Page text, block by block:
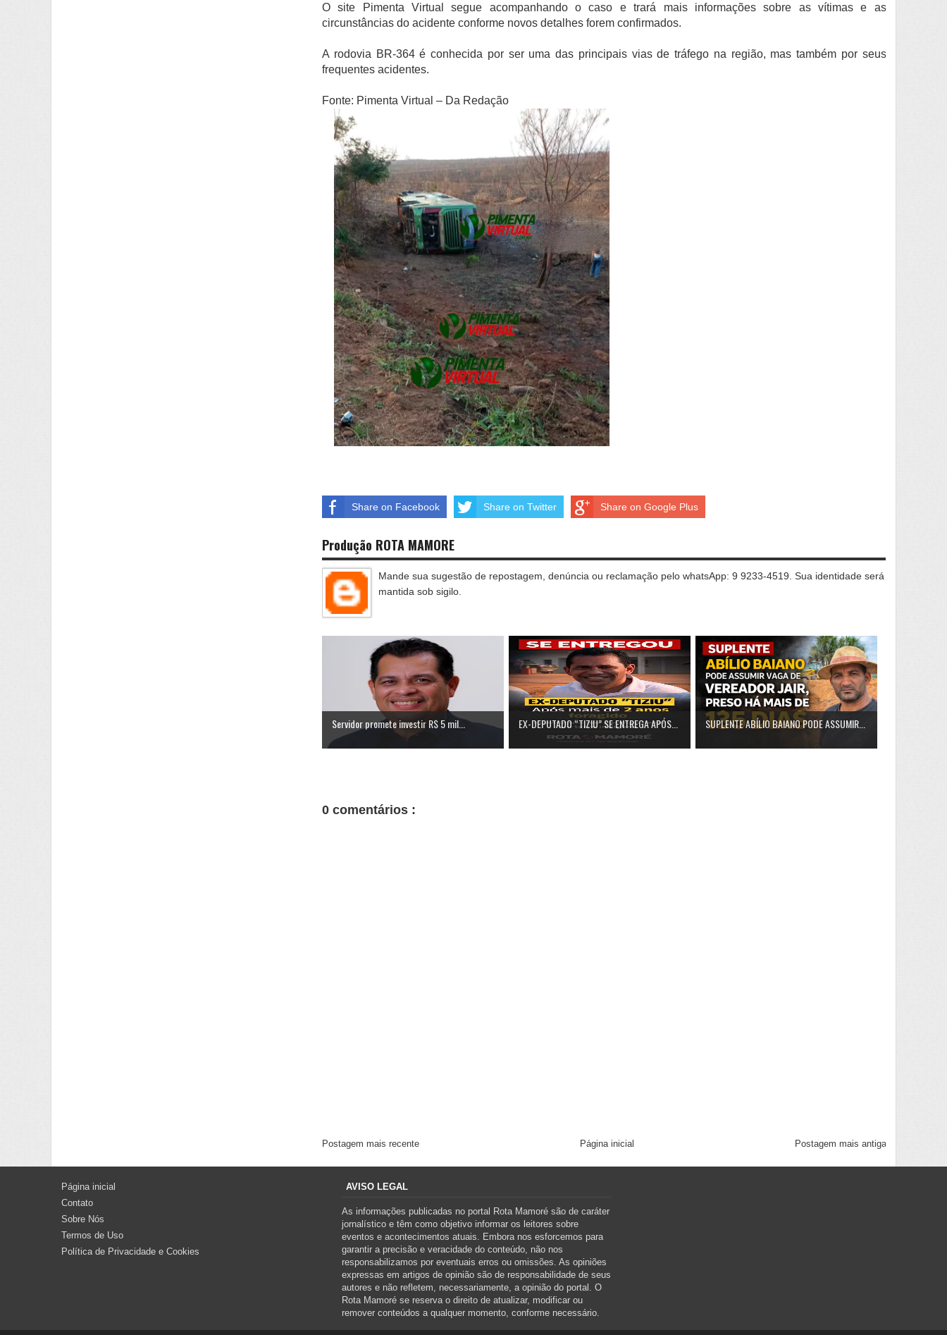
O site Pimenta Virtual segue acompanhando o caso e trará mais informações sobre as vítimas e as
circunstâncias do acidente conforme novos detalhes forem confirmados.
A rodovia BR-364 é conhecida por ser uma das principais vias de tráfego na região, mas também por seus
frequentes acidentes.
Fonte: Pimenta Virtual – Da Redação
Share on Facebook Share on Twitter Share on Google Plus
Produção ROTA MAMORE
Mande sua sugestão de repostagem, denúncia ou reclamação pelo whatsApp: 9 9233-4519. Sua identidade será
mantida sob sigilo.
Servidor promete investir R$ 5 mil... EX-DEPUTADO “TIZIU” SE ENTREGA APÓS... SUPLENTE ABÍLIO BAIANO PODE ASSUMIR...
0 comentários :
Postagem mais recente Postagem mais antiga
Página inicial
Página inicial
Contato
Sobre Nós
Termos de Uso
Política de Privacidade e Cookies
AVISO LEGAL
As informações publicadas no portal Rota Mamoré são de caráter
jornalístico e têm como objetivo informar os leitores sobre
eventos e acontecimentos atuais. Embora nos esforcemos para
garantir a precisão e veracidade do conteúdo, não nos
responsabilizamos por eventuais erros ou omissões. As opiniões
expressas em artigos de opinião são de responsabilidade de seus
autores e não refletem, necessariamente, a opinião do portal. O
Rota Mamoré se reserva o direito de atualizar, modificar ou
remover conteúdos a qualquer momento, conforme necessário.